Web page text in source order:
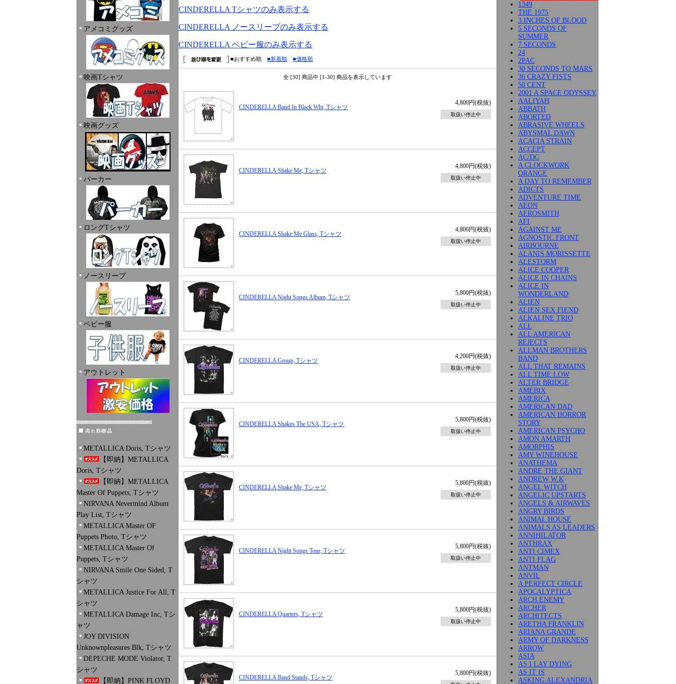
アメコミグッズ
映画Tシャツ
映画グッズ
パーカー
ロングTシャツ
ノースリーブ
ベビー服
アウトレット
METALLICA Doris, Tシャツ
【即納】METALLICA
Doris, Tシャツ
【即納】METALLICA
Master Of Puppets, Tシャツ
NIRVANA Nevermind Album
Play List, Tシャツ
METALLICA Master OF
Puppets Photo, Tシャツ
METALLICA Master Of
Puppets, Tシャツ
NIRVANA Smile One Sided, T
シャツ
METALLICA Justice For All, T
シャツ
METALLICA Damage Inc, Tシ
ャツ
JOY DIVISION
Unknownpleasures Blk, Tシャツ
DEPECHE MODE Violator, T
シャツ
【即納】PINK FLOYD
CINDERELLA Tシャツのみ表示する
CINDERELLA ノースリーブのみ表示する
CINDERELLA ベビー服のみ表示する
■おすすめ順 ■新着順 ■価格順
全 [30] 商品中 [1-30] 商品を表示しています
CINDERELLA Band In Black Wht, Tシャツ
4,800円(税抜)
取扱い停止中
CINDERELLA Shake Me, Tシャツ
4,800円(税抜)
取扱い停止中
CINDERELLA Shake Me Glass, Tシャツ
4,800円(税抜)
取扱い停止中
CINDERELLA Night Songs Album, Tシャツ
5,800円(税抜)
取扱い停止中
CINDERELLA Group, Tシャツ
4,200円(税抜)
取扱い停止中
CINDERELLA Shakes The USA, Tシャツ
5,800円(税抜)
取扱い停止中
CINDERELLA Shake Me, Tシャツ
5,800円(税抜)
取扱い停止中
CINDERELLA Night Songs Tour, Tシャツ
5,800円(税抜)
取扱い停止中
CINDERELLA Quarters, Tシャツ
5,800円(税抜)
取扱い停止中
CINDERELLA Band Stands, Tシャツ
5,800円(税抜)
1349
THE 1975
3 INCHES OF BLOOD
5 SECONDS OF
SUMMER
7 SECONDS
24
2PAC
30 SECONDS TO MARS
36 CRAZY FISTS
50 CENT
2001 A SPACE ODYSSEY
AALIYAH
ABBATH
ABORTED
ABRASIVE WHEELS
ABYSMAL DAWN
ACACIA STRAIN
ACCEPT
AC/DC
A CLOCKWORK
ORANGE
A DAY TO REMEMBER
ADICTS
ADVENTURE TIME
AEON
AEROSMITH
AFI
AGAINST ME
AGNOSTIC FRONT
AIRBOURNE
ALANIS MORISSETTE
ALESTORM
ALICE COOPER
ALICE IN CHAINS
ALICE IN
WONDERLAND
ALIEN
ALIEN SEX FIEND
ALKALINE TRIO
ALL
ALL AMERICAN
REJECTS
ALLMAN BROTHERS
BAND
ALL THAT REMAINS
ALL TIME LOW
ALTER BRIDGE
AMEBIX
AMERICA
AMERICAN DAD
AMERICAN HORROR
STORY
AMERICAN PSYCHO
AMON AMARTH
AMORPHIS
AMY WINEHOUSE
ANATHEMA
ANDRE THE GIANT
ANDREW W.K
ANGEL WITCH
ANGELIC UPSTARTS
ANGELS & AIRWAVES
ANGRY BIRDS
ANIMAL HOUSE
ANIMALS AS LEADERS
ANNIHILATOR
ANTHRAX
ANTI CIMEX
ANTI FLAG
ANTMAN
ANVIL
A PERFECT CIRCLE
APOCALYPTICA
ARCH ENEMY
ARCHER
ARCHITECTS
ARETHA FRANKLIN
ARIANA GRANDE
ARMY OF DARKNESS
ARROW
ASIA
AS I LAY DYING
AS IT IS
ASKING ALEXANDRIA